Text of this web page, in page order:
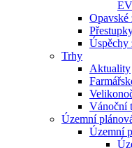
Opavské
Úspěchy
Trhy
Aktuality
Vánoční
Územní
Územní